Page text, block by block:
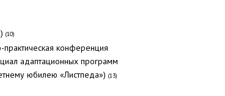
(10)
практическая конференция
адаптационных программ
юбилею «Листпеда») (13)